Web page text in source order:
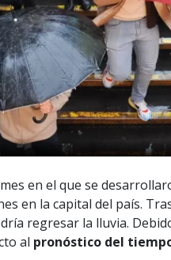
en el que se
en la capital del país.
regresar la lluvia.
al pronóstico del